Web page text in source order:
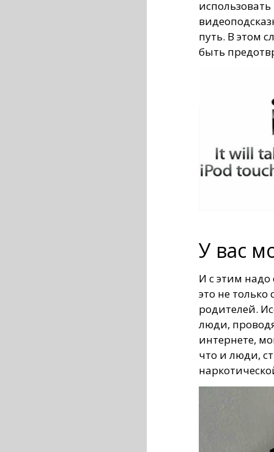
путь. В этом
быть
У вас
И с этим
это не
родителей.
люди,
интернете,
что и люди,